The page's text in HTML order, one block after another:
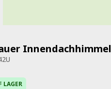
Innendachhimmel
LAGER